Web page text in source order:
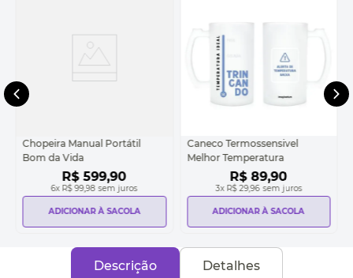
Chopeira Manual Portátil
Bom da Vida
R$ 599,90
6x R$ 99,98 sem juros
ADICIONAR À SACOLA
Caneco Termossensivel
Melhor Temperatura
R$ 89,90
3x R$ 29,96 sem juros
ADICIONAR À SACOLA
Descrição Detalhes